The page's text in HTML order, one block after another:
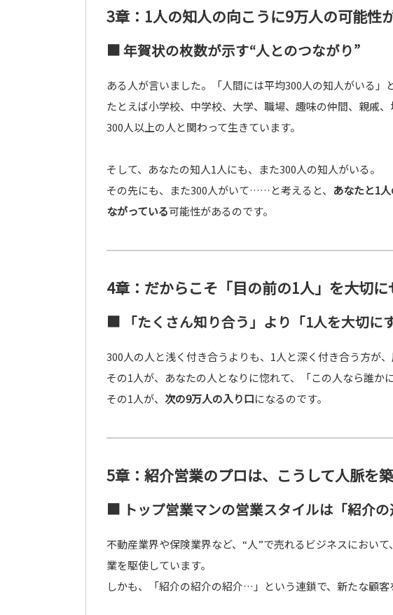
3章：1人の知人の向こうに9万人の可能性
■ 年賀状の枚数が示す“人とのつながり”
ある人が言いました。「人間には平均300人の知人がいる」と
たとえば小学校、中学校、大学、職場、趣味の仲間、親戚、
300人以上の人と関わって生きています。
そして、あなたの知人1人にも、また300人の知人がいる。
その先にも、また300人がいて……と考えると、 あなたと1
ながっている可能性があるのです。
4章：だからこそ「目の前の1人」を大切に
■ 「たくさん知り合う」より「1人を大切に
300人の人と浅く付き合うよりも、1人と深く付き合う方が、
その1人が、あなたの人となりに惚れて、「この人なら誰かに
その1人が、 次の9万人の入り口になるのです。
5章：紹介営業のプロは、こうして人脈を
■ トップ営業マンの営業スタイルは「紹介の
不動産業界や保険業界など、“人”で売れるビジネスにおい
業を駆使しています。
しかも、「紹介の紹介の紹介…」という連鎖で、新たな顧客